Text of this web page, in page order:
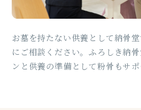
お墓を持たない供養として納骨
にご相談ください。ふろしき納
ンと供養の準備として粉骨もサ